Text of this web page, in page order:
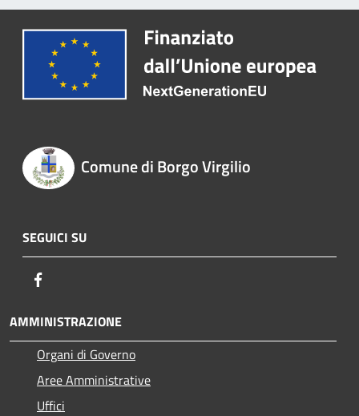
Comune di Borgo Virgilio
SEGUICI SU
AMMINISTRAZIONE
Organi di Governo
Aree Amministrative
Uffici